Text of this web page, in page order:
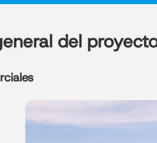
La sala de exposiciones
construcción con pórticos
complejas. Los colores
Como edificio comercial
este proyecto ofrece una
construcción y una gran
del